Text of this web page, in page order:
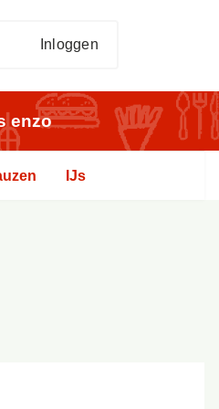
Inloggen
enzo
IJs